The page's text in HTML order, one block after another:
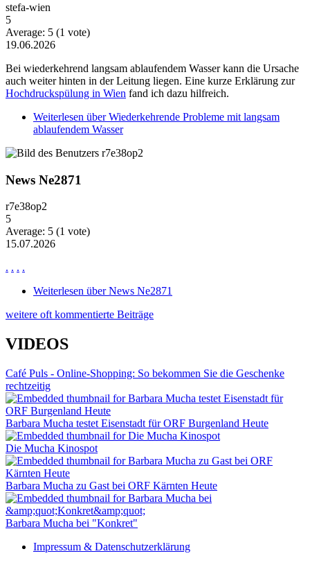
stefa-wien
5
Average: 5 (1 vote)
19.06.2026
Bei wiederkehrend langsam ablaufendem Wasser kann die Ursache
auch weiter hinten in der Leitung liegen. Eine kurze Erklärung zur
Hochdruckspülung in Wien fand ich dazu hilfreich.
Weiterlesen über Wiederkehrende Probleme mit langsam
ablaufendem Wasser
News Ne2871
r7e38op2
5
Average: 5 (1 vote)
15.07.2026
. . . .
Weiterlesen über News Ne2871
weitere oft kommentierte Beiträge
VIDEOS
Café Puls - Online-Shopping: So bekommen Sie die Geschenke
rechtzeitig
Barbara Mucha testet Eisenstadt für ORF Burgenland Heute
Die Mucha Kinospot
Barbara Mucha zu Gast bei ORF Kärnten Heute
Barbara Mucha bei "Konkret"
Impressum & Datenschutzerklärung